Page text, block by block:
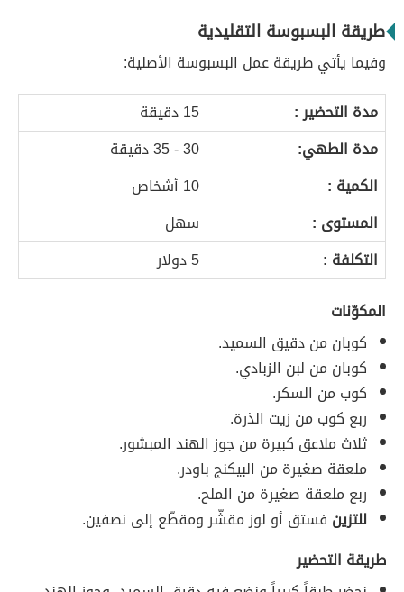
طريقة البسبوسة التقليدية
وفيما يأتي طريقة عمل البسبوسة الأصلية:
مدة التحضير :
15 دقيقة
مدة الطهي:
30 - 35 دقيقة
الكمية :
10 أشخاص
المستوى :
سهل
التكلفة :
5 دولار
المكوّنات
كوبان من دقيق السميد.
كوبان من لبن الزبادي.
كوب من السكر.
ربع كوب من زيت الذرة.
ثلاث ملاعق كبيرة من جوز الهند المبشور.
ملعقة صغيرة من البيكنج باودر.
ربع ملعقة صغيرة من الملح.
للتزين فستق أو لوز مقشّر ومقطّع إلى نصفين.
طريقة التحضير